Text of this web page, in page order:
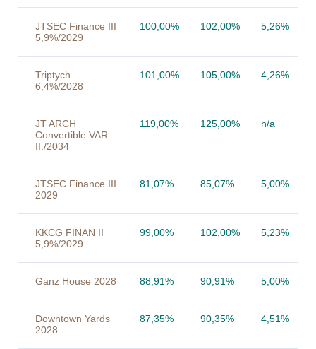
JTSEC Finance III
5,9%/2029
100,00% 102,00% 5,26%
Triptych
6,4%/2028
101,00% 105,00% 4,26%
JT ARCH
Convertible VAR
II./2034
119,00% 125,00% n/a
JTSEC Finance III
2029
81,07% 85,07% 5,00%
KKCG FINAN II
5,9%/2029
99,00% 102,00% 5,23%
Ganz House 2028 88,91% 90,91% 5,00%
Downtown Yards
2028
87,35% 90,35% 4,51%